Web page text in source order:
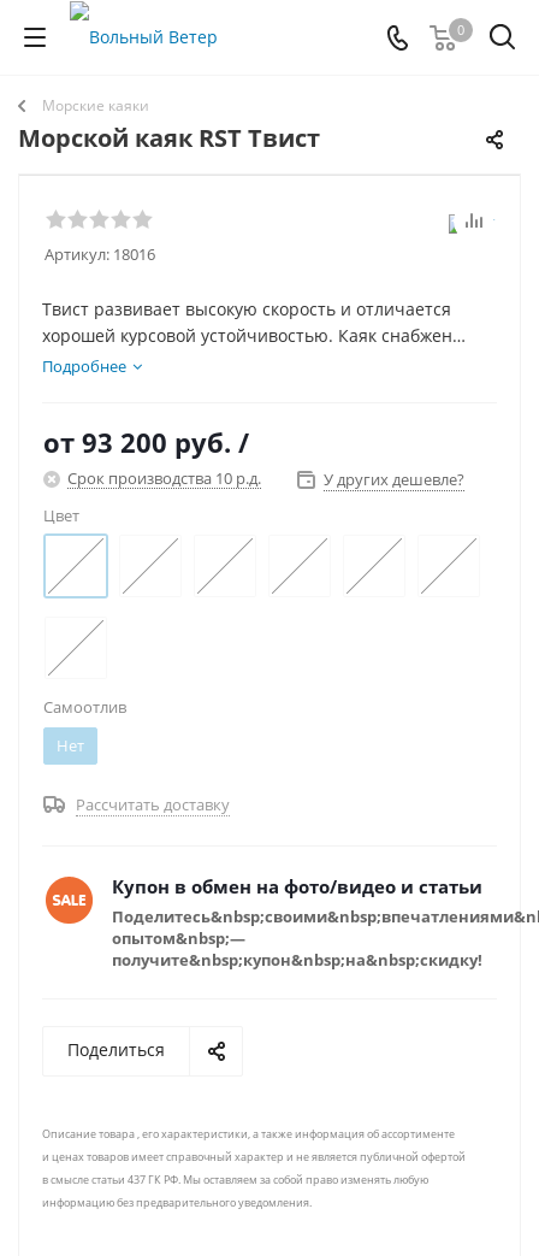
0
Морские каяки
Морской каяк RST Твист
Артикул: 18016
Твист развивает высокую скорость и отличается
хорошей курсовой устойчивостью. Каяк снабжен
двумя герметичными отсеками и бандажной
качестве каяка для морской рыбалки. Морской каяк
можно купить забрав заказ самовывозом или заказав
доставку по России или СНГ.
Подробнее
от 93 200 руб. /
Срок производства 10 р.д.
У других дешевле?
Цвет
Самоотлив
Нет
Рассчитать доставку
Купон в обмен на фото/видео и статьи
опытом&nbsp;—
получите&nbsp;купон&nbsp;на&nbsp;скидку!
Поделиться
Описание товара , его характеристики, а также информация об ассортименте
и ценах товаров имеет справочный характер и не является публичной офертой
в смысле статьи 437 ГК РФ. Мы оставляем за собой право изменять любую
информацию без предварительного уведомления.